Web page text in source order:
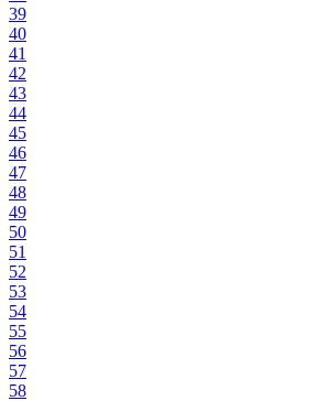
39
40
41
42
43
44
45
46
47
48
49
50
51
52
53
54
55
56
57
58